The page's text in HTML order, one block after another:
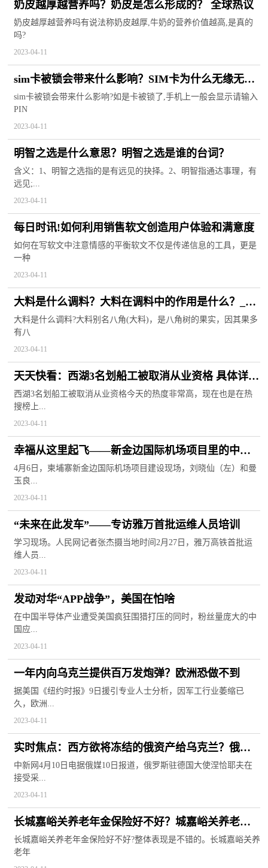
奶皮越厚越营养吗？奶皮是怎么形成的？ 全球热议
奶皮越厚越营养吗有说法称奶皮越厚,牛奶的营养价值越高,是真的
吗?
2023-04-11
sim卡被锁会带来什么影响？SIM卡为什么无缘无故
被锁了？_环球速递
sim卡被锁会带来什么影响?如是卡被锁了,手机上一般会显示请输入
PIN
2023-04-11
明智之选是什么意思？明智之选是谁的台词？
含义：1、明智之选指的是有远见的抉择。2、明智指通达事理，有
远见;...
2023-04-11
每日时讯!如何利用销售软文创造用户体验和满意度
如何在写软文中注意情感的平衡软文不仅是传递信息的工具，更是
一种
2023-04-11
大料是什么调料？大料在调料中的作用是什么？_焦
点讯息
大料是什么调料?大料别名八角(大料)，是八角树的果实，因其果多
有八
2023-04-11
天天快看：西湖3名划船工被取消从业资格 具体详细
内容是什么
西湖3名划船工被取消从业资格今天的热度非常高，现在也是在热
搜榜上...
2023-04-11
幸福从这里起飞——新金边国际机场项目里的中柬
爱情故事
4月6日，柬埔寨新金边国际机场项目建设现场，刘晓仙（左）和曼
玉良...
2023-04-11
“未来在此发车”——专访雅万首批运维人员培训
学习现场。人民网记者张杰摄当地时间2月27日，雅万高铁首批运
维人员...
2023-04-11
发动对华“APP战争”，美国在怕啥
在中国半导体产业遭受美国疯狂围猎打压的同时，粉丝量庞大的中
国应...
2023-04-11
一年内向乌克兰提供百万发炮弹？欧洲恐做不到
据美国《纽约时报》9日援引专业人士分析，因军工行业萎缩已
久，欧洲...
2023-04-11
实时焦点：西方欲将冻结的俄资产给乌克兰？俄大
使：盗窃行为！
中新网4月10日电据俄媒10日报道，俄罗斯驻德国大使涅恰耶夫在
接受采...
2023-04-11
长城嘉峪关养老年金保险好不好？城嘉峪关养老年
金保险优点是什么？-今日关注
长城嘉峪关养老年金保险好不好?整体表现是不错的。长城嘉峪关养
老年